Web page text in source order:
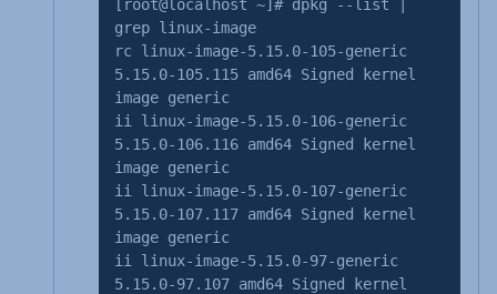
[root@localhost ~]# dpkg --list |
grep linux-image
rc linux-image-5.15.0-105-generic
5.15.0-105.115 amd64 Signed kernel
image generic
ii linux-image-5.15.0-106-generic
5.15.0-106.116 amd64 Signed kernel
image generic
ii linux-image-5.15.0-107-generic
5.15.0-107.117 amd64 Signed kernel
image generic
ii linux-image-5.15.0-97-generic
5.15.0-97.107 amd64 Signed kernel